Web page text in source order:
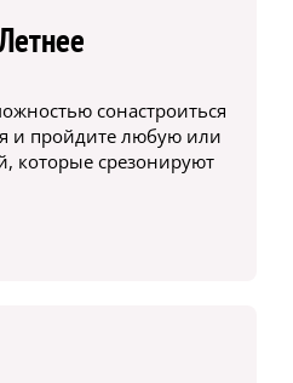
сонастроиться
и пройдите любую или
которые срезонируют